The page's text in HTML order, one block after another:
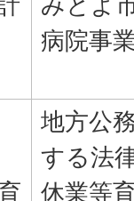
病院事
地方公
する法
休業等